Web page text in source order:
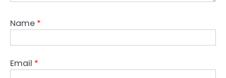
Name *
Email *